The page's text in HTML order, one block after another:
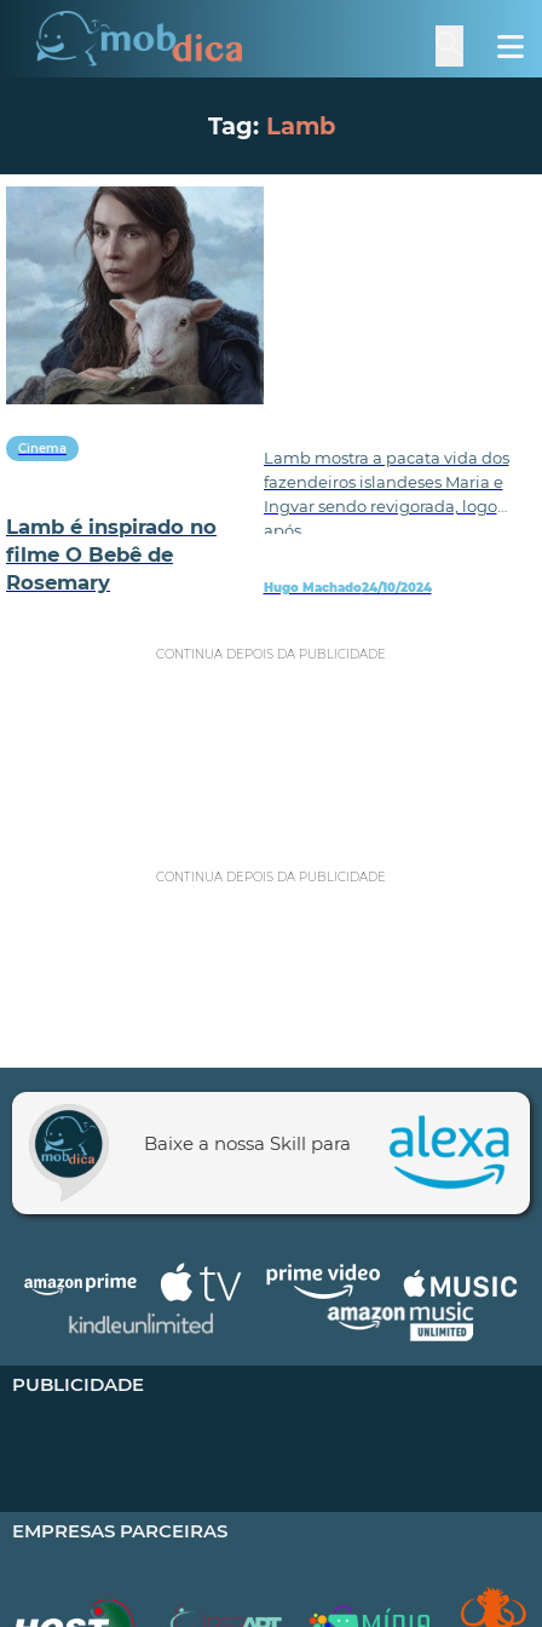
Tag: Lamb
Cinema
Lamb é inspirado no
filme O Bebê de
Rosemary
Lamb mostra a pacata vida dos
fazendeiros islandeses Maria e
Ingvar sendo revigorada, logo
após
Hugo Machado24/10/2024
CONTINUA DEPOIS DA PUBLICIDADE
CONTINUA DEPOIS DA PUBLICIDADE
Baixe a nossa Skill para
PUBLICIDADE
EMPRESAS PARCEIRAS